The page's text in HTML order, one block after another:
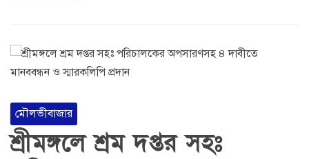
মৌলভীবাজার
শ্রীমঙ্গলে শ্রম দপ্তর সহঃ